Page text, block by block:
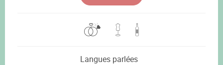
Langues parlées